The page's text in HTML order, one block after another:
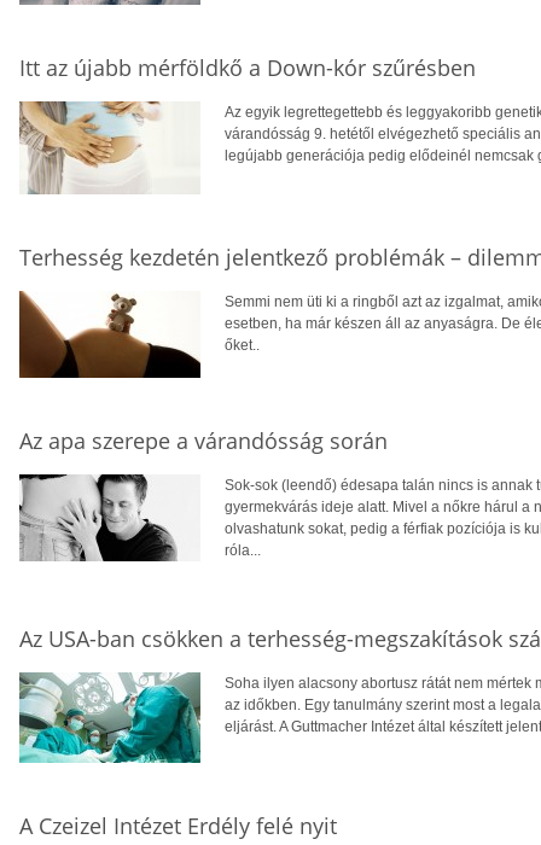
Itt az újabb mérföldkő a Down-kór szűrésben
Az egyik legrettegettebb és leggyakoribb
várandósság 9. hetétől elvégezhető speciális
legújabb generációja pedig elődeinél nemcsak
Terhesség kezdetén jelentkező problémák –
Semmi nem üti ki a ringből azt az izgalmat,
esetben, ha már készen áll az anyaságra. De
őket..
Az apa szerepe a várandósság során
Sok-sok (leendő) édesapa talán nincs is
gyermekvárás ideje alatt. Mivel a nőkre hárul a
olvashatunk sokat, pedig a férfiak pozíciója is
róla...
Az USA-ban csökken a terhesség-megszakítások
Soha ilyen alacsony abortusz rátát nem mértek
az időkben. Egy tanulmány szerint most a
eljárást. A Guttmacher Intézet által készített
A Czeizel Intézet Erdély felé nyit